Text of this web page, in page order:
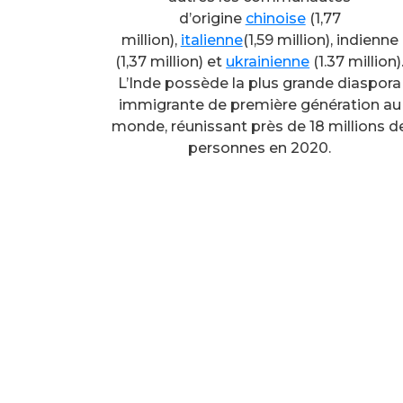
d’origine chinoise(1,77
million), italienne(1,59 million), indienne
(1,37 million) et ukrainienne (1.37
L’Inde possède la plus grande diaspora
immigrante de première génération au
monde, réunissant près de 18 millions
personnes en 2020.